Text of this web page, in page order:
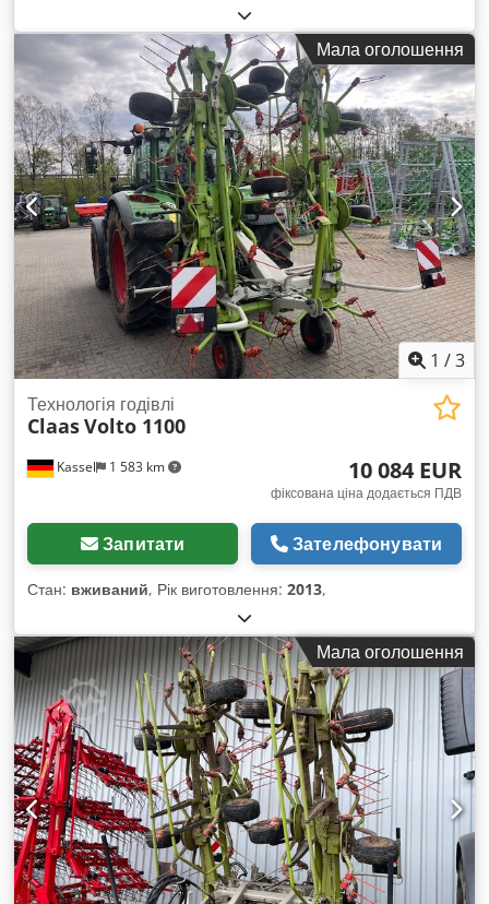
Мала оголошення
1 /3
Kassel 1 583 km
Технологія годівлі
ClaasVolto 1100
10 084 EUR
фіксована ціна додається ПДВ
Запитати Зателефонувати
Стан: вживаний, Рік виготовлення: 2013,
Мала оголошення